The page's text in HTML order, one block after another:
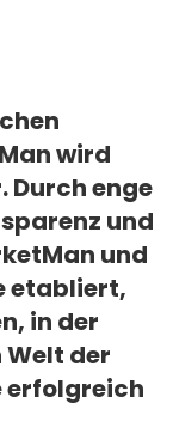
wird
enge
und
und
etabliert,
in der
der
erfolgreich